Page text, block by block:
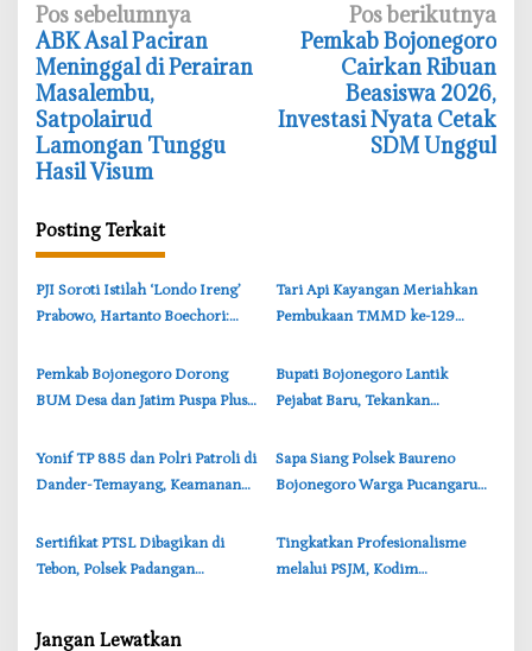
N
a
v
i
g
a
s
i
p
o
Pos sebelumnya
‎ABK Asal Paciran
Meninggal di Perairan
Masalembu,
Satpolairud
Lamongan Tunggu
Hasil Visum
Pos berikutnya
‎Pemkab Bojonegoro
Cairkan Ribuan
Beasiswa 2026,
Investasi Nyata Cetak
SDM Unggul
Posting Terkait
‎PJI Soroti Istilah ‘Londo Ireng’
Prabowo, Hartanto Boechori:
Bangsa
‎Tari Api Kayangan Meriahkan
Pembukaan TMMD ke-129
Ribuan Warga
‎Pemkab Bojonegoro Dorong
BUM Desa dan Jatim Puspa Plus
‎Bupati Bojonegoro Lantik
Pejabat Baru, Tekankan
‎Yonif TP 885 dan Polri Patroli di
Dander-Temayang, Keamanan
‎Sapa Siang Polsek Baureno
Bojonegoro Warga Pucangarum
‎Sertifikat PTSL Dibagikan di
Tebon, Polsek Padangan
Tingkatkan Profesionalisme
melalui PSJM, Kodim
Jangan Lewatkan